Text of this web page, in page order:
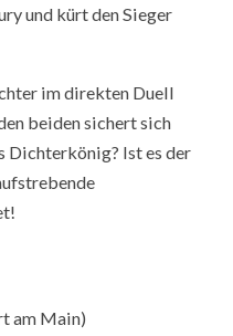
und kürt den Sieger
im direkten Duell
beiden sichert sich
Dichterkönig? Ist es der
am Main)